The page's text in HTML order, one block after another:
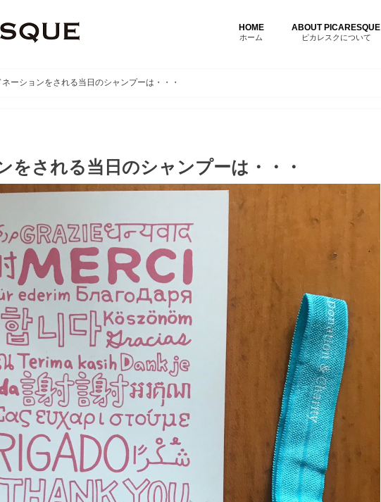
HOME
ホーム
ABOUT PICARESQUE
ピカレスクについて
ネーションをされる当日のシャンプーは・・・
をされる当日のシャンプーは・・・